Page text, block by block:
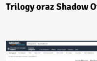
Trilogy oraz Shadow